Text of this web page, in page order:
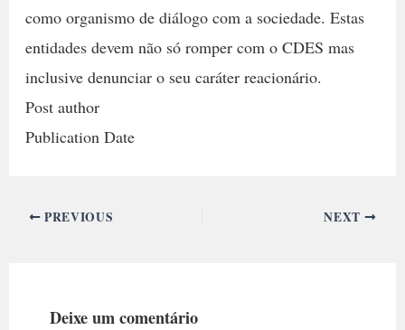
como organismo de diálogo com a sociedade. Estas
entidades devem não só romper com o CDES mas
inclusive denunciar o seu caráter reacionário.
Post author
Publication Date
PREVIOUS NEXT
Deixe um comentário